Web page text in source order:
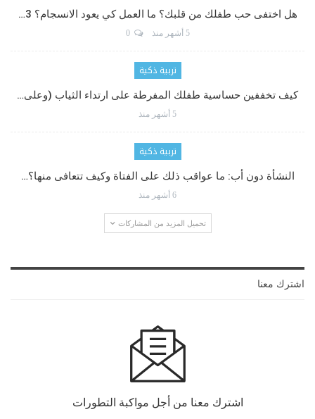
هل اختفى حب طفلك من قلبك؟ ما العمل كي يعود الانسجام؟ 3…
5 أشهر منذ 0
تربية ذكية
كيف تخففين حساسية طفلك المفرطة على ارتداء الثياب (وعلى…
5 أشهر منذ
تربية ذكية
النشأة دون أب: ما عواقب ذلك على الفتاة وكيف تتعافى منها؟…
6 أشهر منذ
تحميل المزيد من المشاركات
اشترك معنا
اشترك معنا من أجل مواكبة التطورات